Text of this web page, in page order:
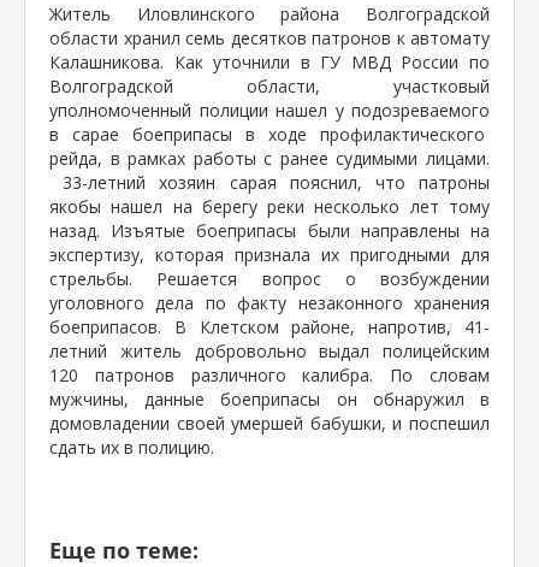
Житель Иловлинского района Волгоградской
области хранил семь десятков патронов к автомату
Калашникова. Как уточнили в ГУ МВД России по
Волгоградской области, участковый
уполномоченный полиции нашел у подозреваемого
в сарае боеприпасы в ходе профилактического
рейда, в рамках работы с ранее судимыми лицами.
33-летний хозяин сарая пояснил, что патроны
якобы нашел на берегу реки несколько лет тому
назад. Изъятые боеприпасы были направлены на
экспертизу, которая признала их пригодными для
стрельбы. Решается вопрос о возбуждении
уголовного дела по факту незаконного хранения
боеприпасов. В Клетском районе, напротив, 41-
летний житель добровольно выдал полицейским
120 патронов различного калибра. По словам
мужчины, данные боеприпасы он обнаружил в
домовладении своей умершей бабушки, и поспешил
сдать их в полицию.
Еще по теме: